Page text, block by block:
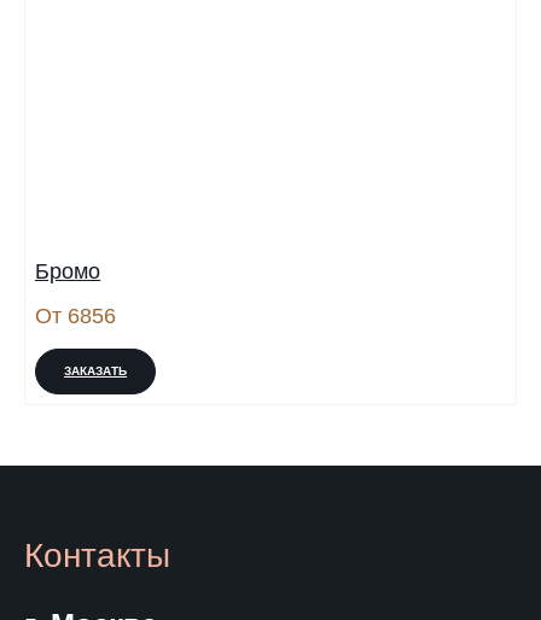
Бромо
От 6856
ЗАКАЗАТЬ
Контакты